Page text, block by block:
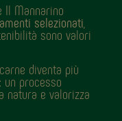
Il Mannarino
selezionati
sono valori
carne diventa più
processo
natura e valorizza